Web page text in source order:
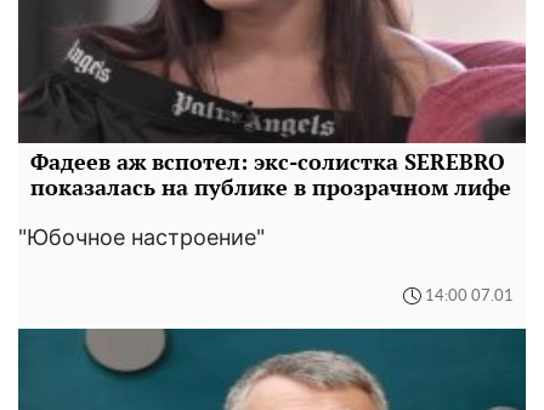
Фадеев аж вспотел: экс-солистка SEREBRO
показалась на публике в прозрачном лифе
"Юбочное настроение"
14:00 07.01